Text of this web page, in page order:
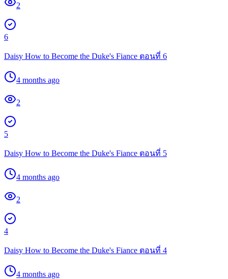
2
6
Daisy How to Become the Duke's Fiance ตอนที่ 6
4 months ago
2
5
Daisy How to Become the Duke's Fiance ตอนที่ 5
4 months ago
2
4
Daisy How to Become the Duke's Fiance ตอนที่ 4
4 months ago